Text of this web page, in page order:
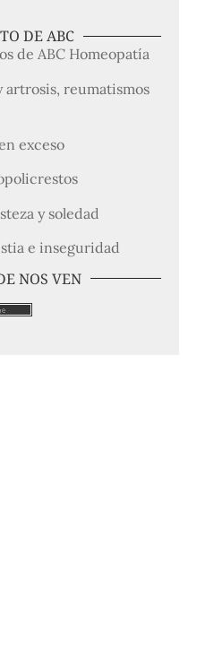
DE ABC
de ABC Homeopatía
artrosis, reumatismos
exceso
y soledad
e inseguridad
NOS VEN